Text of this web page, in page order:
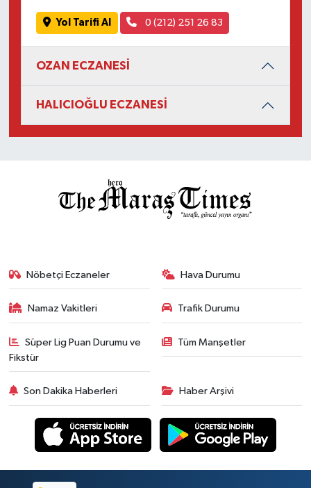
Yol Tarifi Al 0 (212) 251 26 83
OZAN ECZANESİ
HALICIOĞLU ECZANESİ
Nöbetçi Eczaneler Hava Durumu
Namaz Vakitleri Trafik Durumu
Süper Lig Puan Durumu ve
Fikstür
Tüm Manşetler
Son Dakika Haberleri Haber Arşivi